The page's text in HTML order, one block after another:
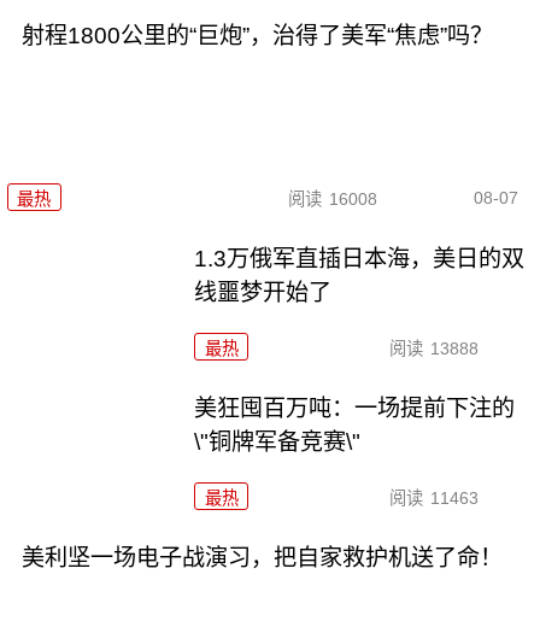
射程1800公里的“巨炮”，治得了美军“焦虑”吗？
最热 阅读 16008 08-07
1.3万俄军直插日本海，美日的双
线噩梦开始了
最热 阅读 13888
美狂囤百万吨：一场提前下注的
\"铜牌军备竞赛\"
最热 阅读 11463
美利坚一场电子战演习，把自家救护机送了命！